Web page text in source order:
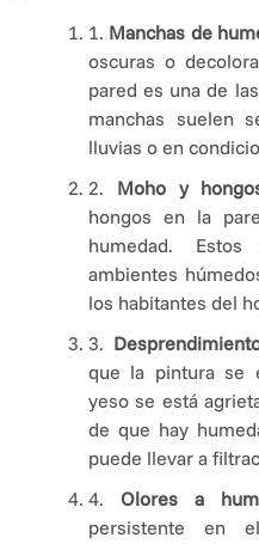
1. Manchas de
oscuras o
pared es una de
manchas suelen
lluvias o en
2. Moho y
hongos en la
humedad.
ambientes
los habitantes del
3.
que la pintura se
yeso se está
de que hay
puede llevar a
4. Olores a
persistente en